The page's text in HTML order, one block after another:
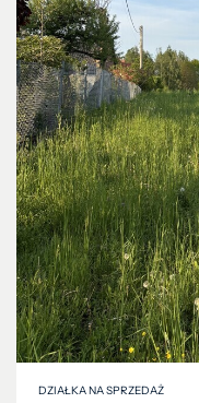
DZIAŁKA NA SPRZEDAŻ